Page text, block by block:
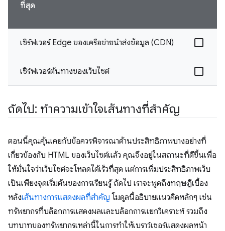
ที่สุด
เซิร์ฟเวอร์ Edge ของเครือข่ายนำส่งข้อมูล (CDN)
เซิร์ฟเวอร์ต้นทางของเว็บไซต์
ถัดไป: ทำความเข้าใจเส้นทางที่สำคัญ
ตอนนี้คุณคุ้นเคยกับข้อควรพิจารณาด้านประสิทธิภาพบางอย่างที่
เกี่ยวข้องกับ HTML ของเว็บไซต์แล้ว คุณจึงอยู่ในสถานะที่ดีขึ้นเพื่อ
ให้มั่นใจว่าเว็บไซต์จะโหลดได้เร็วที่สุด แต่การเพิ่มประสิทธิภาพเว็บ
เป็นเพียงจุดเริ่มต้นของการเรียนรู้ ถัดไป เราจะพูดถึงทฤษฎีเบื้อง
หลังเส้นทางการแสดงผลที่สำคัญ โมดูลนี้อธิบายแนวคิดหลักๆ เช่น
ทรัพยากรที่บล็อกการแสดงผลและบล็อกการแยกวิเคราะห์ รวมถึง
บทบาทของทรัพยากรเหล่านี้ในการทำให้เบราว์เซอร์แสดงผลหน้า